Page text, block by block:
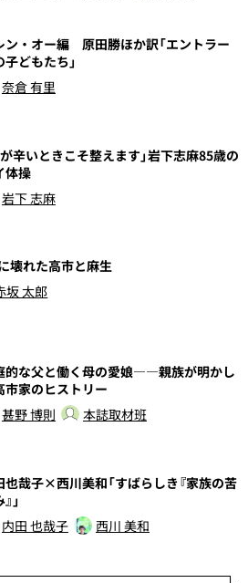
ン・オー編 原田勝ほか訳「エントラー
子どもたち」
奈倉 有里
が辛いときこそ整えます」岩下志麻85歳の
体操
岩下 志麻
壊れた高市と麻生
坂 太郎
的な父と働く母の愛娘――親族が明かし
市家のヒストリー
甚野 博則
本誌取材班
也哉子×西川美和「すばらしき『家族の苦
」
内田 也哉子
西川 美和